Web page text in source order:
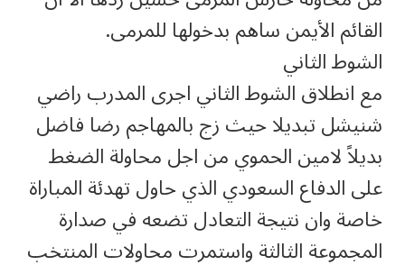
القائم الأيمن ساهم بدخولها للمرمى.
الشوط الثاني
مع انطلاق الشوط الثاني اجرى المدرب راضي
شنيشل تبديلا حيث زج بالمهاجم رضا فاضل
بديلاً لامين الحموي من اجل محاولة الضغط
على الدفاع السعودي الذي حاول تهدئة المباراة
خاصة وان نتيجة التعادل تضعه في صدارة
المجموعة الثالثة واستمرت محاولات المنتخب